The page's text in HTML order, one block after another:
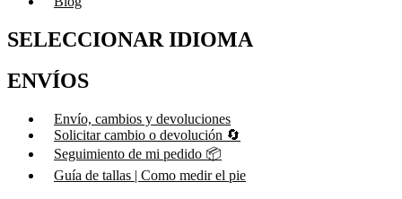
SELECCIONAR IDIOMA
ENVÍOS
Envío, cambios y devoluciones
Solicitar cambio o devolución 🔄
Seguimiento de mi pedido 📦
Guía de tallas | Como medir el pie